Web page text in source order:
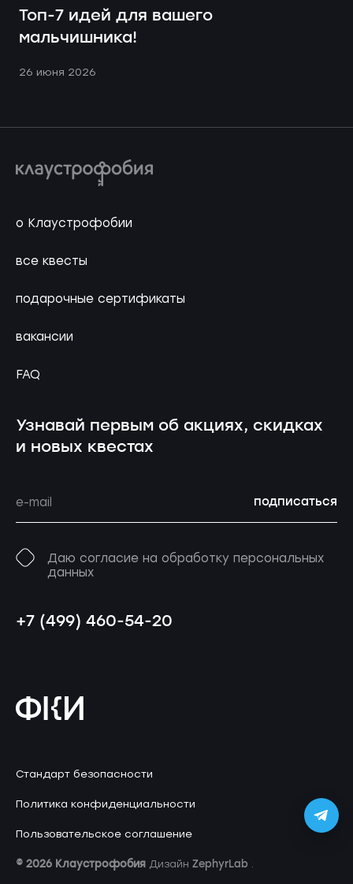
Топ-7 идей для вашего
мальчишника!
26 июня 2026
о Клаустрофобии
все квесты
подарочные сертификаты
вакансии
FAQ
Узнавай первым об акциях, скидках
и новых квестах
подписаться
Даю согласие на обработку персональных
данных
+7 (499) 460-54-20
Стандарт безопасности
Политика конфиденциальности
Пользовательское соглашение
© 2026 Клаустрофобия Дизайн ZephyrLab